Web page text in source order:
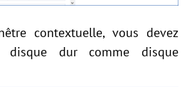
contextuelle, vous devez
disque dur comme disque